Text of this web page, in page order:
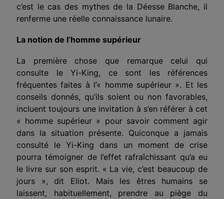
c’est le cas des mythes de la Déesse Blanche, il
renferme une réelle connaissance lunaire.
La notion de l’homme supérieur
La première chose que remarque celui qui
consulte le Yi-King, ce sont les références
fréquentes faites à l’« homme supérieur ». Et les
conseils donnés, qu’ils soient ou non favorables,
incluent toujours une invitation à s’en référer à cet
« homme supérieur » pour savoir comment agir
dans la situation présente. Quiconque a jamais
consulté le Yi-King dans un moment de crise
pourra témoigner de l’effet rafraîchissant qu’a eu
le livre sur son esprit. « La vie, c’est beaucoup de
jours », dit Eliot. Mais les êtres humains se
laissent, habituellement, prendre au piège du